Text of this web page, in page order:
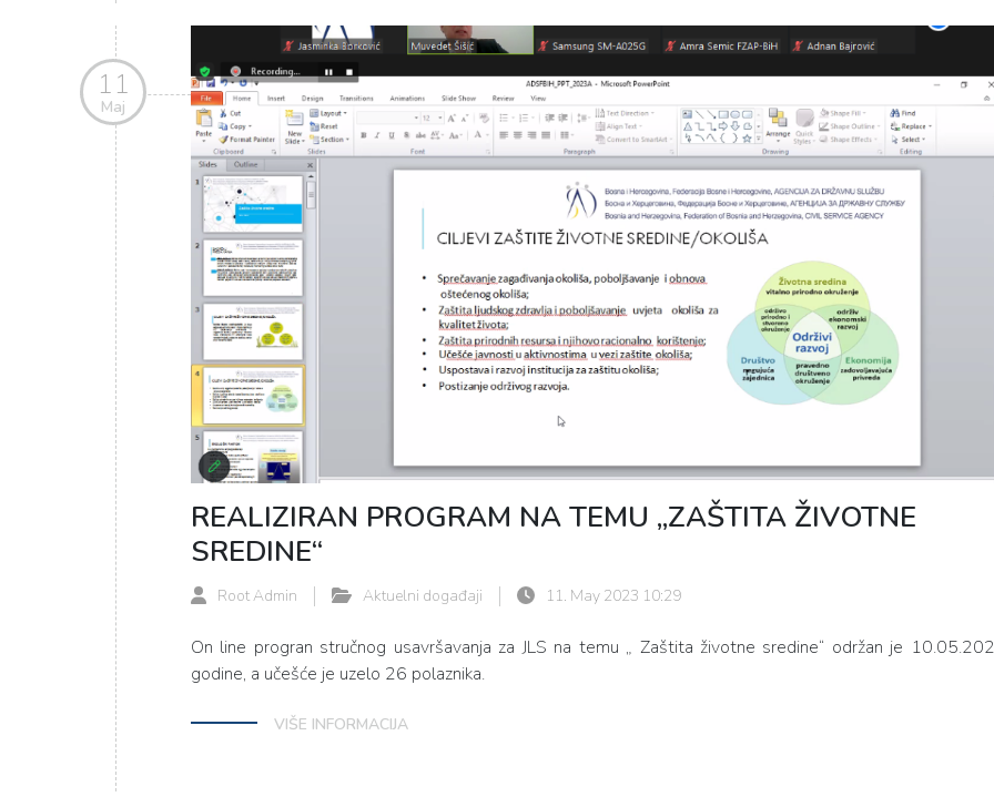
11
Maj
REALIZIRAN PROGRAM NA TEMU „ZAŠTITA ŽIVOTNE
SREDINE“
Root Admin Aktuelni događaji 11. May 2023 10:29
On line progran stručnog usavršavanja za JLS na temu „ Zaštita životne sredine“ održan je
godine, a učešće je uzelo 26 polaznika.
VIŠE INFORMACIJA